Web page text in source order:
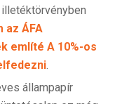
az ÁFA
említé A 10%-os
.
állampapír